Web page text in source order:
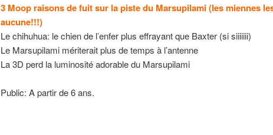
3 Moop raisons de fuit sur la piste du Marsupilami (les miennes
aucune!!!)
Le chihuhua: le chien de l’enfer plus effrayant que Baxter (si siiiiiii)
Le Marsupilami mériterait plus de temps à l’antenne
La 3D perd la luminosité adorable du Marsupilami
Public: A partir de 6 ans.